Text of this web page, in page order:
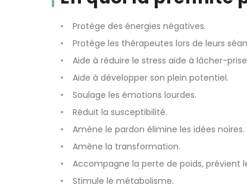
Protège des énergies négatives.
Protège les thérapeutes lors de leurs
Aide à réduire le stress aide à lâcher-
Aide à développer son plein potentiel.
Soulage les émotions lourdes.
Réduit la susceptibilité.
Amène le pardon élimine les idées noires.
Amène la transformation.
Accompagne la perte de poids, prévient
Stimule le métabolisme.